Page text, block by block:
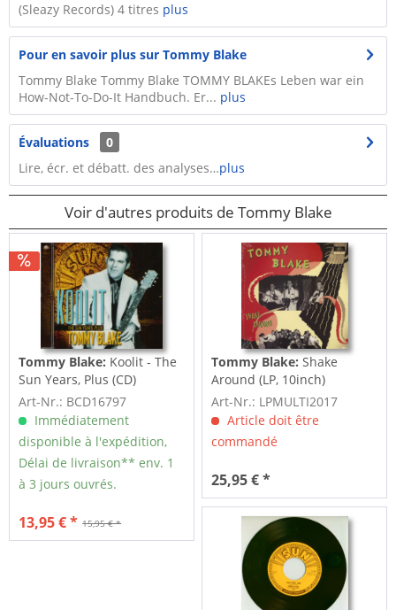
(Sleazy Records) 4 titres plus
Pour en savoir plus sur Tommy Blake
Tommy Blake Tommy Blake TOMMY BLAKEs Leben war ein
How-Not-To-Do-It Handbuch. Er... plus
Évaluations
0
Lire, écr. et débatt. des analyses…plus
Voir d'autres produits de Tommy Blake
Tommy Blake: Koolit - The
Sun Years, Plus (CD)
Art-Nr.: BCD16797
Immédiatement
disponible à l'expédition,
Délai de livraison** env. 1
à 3 jours ouvrés.
15,95 € *
13,95 € *
Tommy Blake:Shake
Around (LP, 10inch)
Art-Nr.: LPMULTI2017
Article doit être
commandé
25,95 € *